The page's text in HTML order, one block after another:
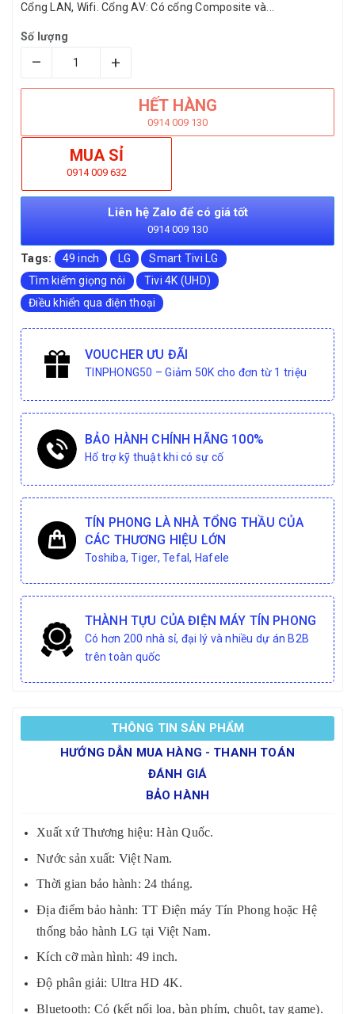
Cổng LAN, Wifi. Cổng AV: Có cổng Composite và...
Số lượng
– +
HẾT HÀNG
0914 009 130
MUA SỈ
0914 009 632
Liên hệ Zalo để có giá tốt
0914 009 130
Tags: 49 inch LG
Smart Tivi LG
Tìm kiếm giọng nói
Tivi 4K (UHD)
Điều khiển qua điện thoại
VOUCHER ƯU ĐÃI
TINPHONG50 – Giảm 50K cho đơn từ 1 triệu
BẢO HÀNH CHÍNH HÃNG 100%
Hổ trợ kỹ thuật khi có sự cố
TÍN PHONG LÀ NHÀ TỔNG THẦU CỦA
CÁC THƯƠNG HIỆU LỚN
Toshiba, Tiger, Tefal, Hafele
THÀNH TỰU CỦA ĐIỆN MÁY TÍN PHONG
Có hơn 200 nhà sỉ, đại lý và nhiều dự án B2B
trên toàn quốc
THÔNG TIN SẢN PHẨM
HƯỚNG DẪN MUA HÀNG - THANH TOÁN
ĐÁNH GIÁ
BẢO HÀNH
Xuất xứ Thương hiệu: Hàn Quốc.
Nước sản xuất: Việt Nam.
Thời gian bảo hành: 24 tháng.
Địa điểm bảo hành: TT Điện máy Tín Phong hoặc Hệ
thống bảo hành LG tại Việt Nam.
Kích cỡ màn hình: 49 inch.
Độ phân giải: Ultra HD 4K.
Bluetooth: Có (kết nối loa, bàn phím, chuột, tay game).